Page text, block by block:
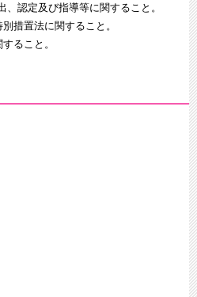
認定及び指導等に関すること。
措置法に関すること。
ること。